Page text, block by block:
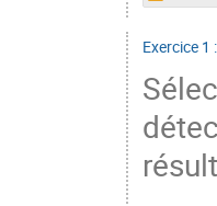
Exercice 1